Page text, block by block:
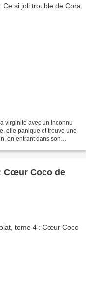
virginité avec un inconnu
elle panique et trouve une
en entrant dans son
Cœur Coco de